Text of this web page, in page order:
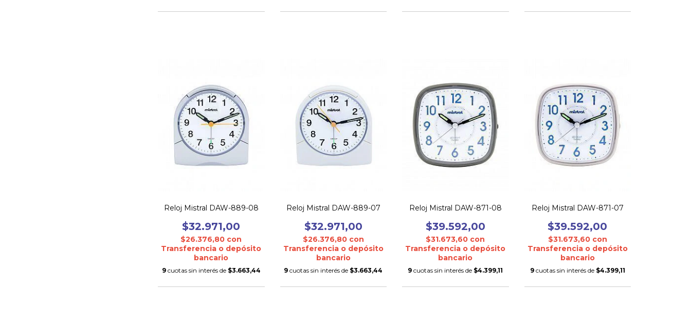
Reloj Mistral DAW-889-08
$32.971,00
$26.376,80 con
Transferencia o depósito
bancario
9 cuotas sin interés de $3.663,44
Reloj Mistral DAW-889-07
$32.971,00
$26.376,80 con
Transferencia o depósito
bancario
9 cuotas sin interés de $3.663,44
Reloj Mistral DAW-871-08
$39.592,00
$31.673,60 con
Transferencia o depósito
bancario
9 cuotas sin interés de $4.399,11
Reloj Mistral DAW-871-07
$39.592,00
$31.673,60 con
Transferencia o depósito
bancario
9 cuotas sin interés de $4.399,11